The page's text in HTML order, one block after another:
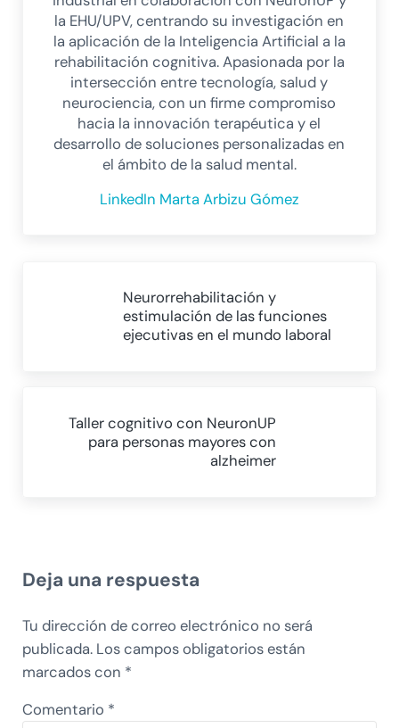
la EHU/UPV, centrando su investigación en
la aplicación de la Inteligencia Artificial a la
rehabilitación cognitiva. Apasionada por la
intersección entre tecnología, salud y
neurociencia, con un firme compromiso
hacia la innovación terapéutica y el
desarrollo de soluciones personalizadas en
el ámbito de la salud mental.
LinkedIn Marta Arbizu Gómez
Neurorrehabilitación y
estimulación de las funciones
ejecutivas en el mundo laboral
Taller cognitivo con NeuronUP
para personas mayores con
alzheimer
Deja una respuesta
Tu dirección de correo electrónico no será
publicada. Los campos obligatorios están
marcados con *
Comentario *